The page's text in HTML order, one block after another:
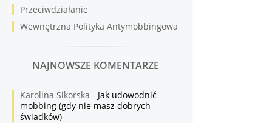
Przeciwdziałanie
Wewnętrzna Polityka Antymobbingowa
NAJNOWSZE KOMENTARZE
Karolina Sikorska - Jak udowodnić
mobbing (gdy nie masz dobrych
świadków)